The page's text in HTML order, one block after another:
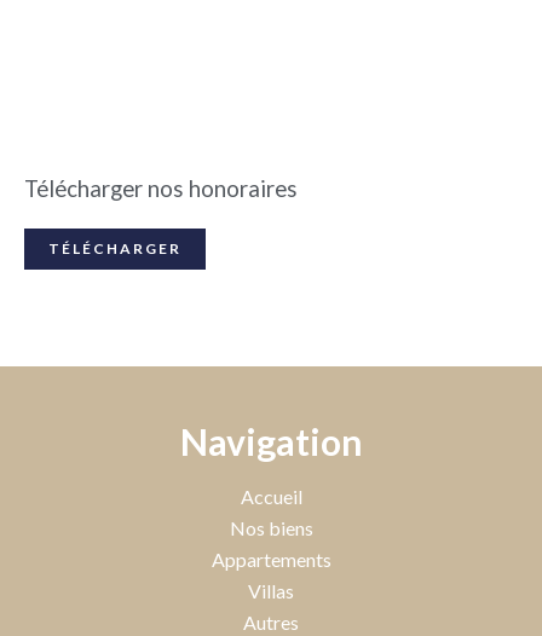
Télécharger nos honoraires
TÉLÉCHARGER
Navigation
Accueil
Nos biens
Appartements
Villas
Autres